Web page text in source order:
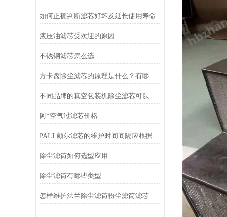
如何正确判断滤芯好坏及延长使用寿命
液压油滤芯受欢迎的原因
不锈钢滤芯怎么选
方卡盘除尘滤芯的原理是什么？有哪些特点？
不同品牌的真空包装机除尘滤芯可以通用吗？
阿*空气过滤芯价格
PALL颇尔滤芯的维护时间间隔应根据颇尔滤油机使用环境而定
除尘滤筒如何选型应用
除尘滤筒有哪些类型
怎样维护法兰除尘滤筒粉尘滤筒滤芯